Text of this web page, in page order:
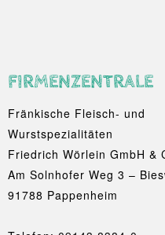
FIRMENZENTRALE
Fränkische Fleisch- und
Wurstspezialitäten
Friedrich Wörlein GmbH &
Am Solnhofer Weg 3 –
91788 Pappenheim